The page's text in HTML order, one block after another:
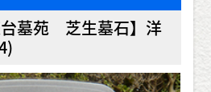
台墓苑 芝生墓石】洋